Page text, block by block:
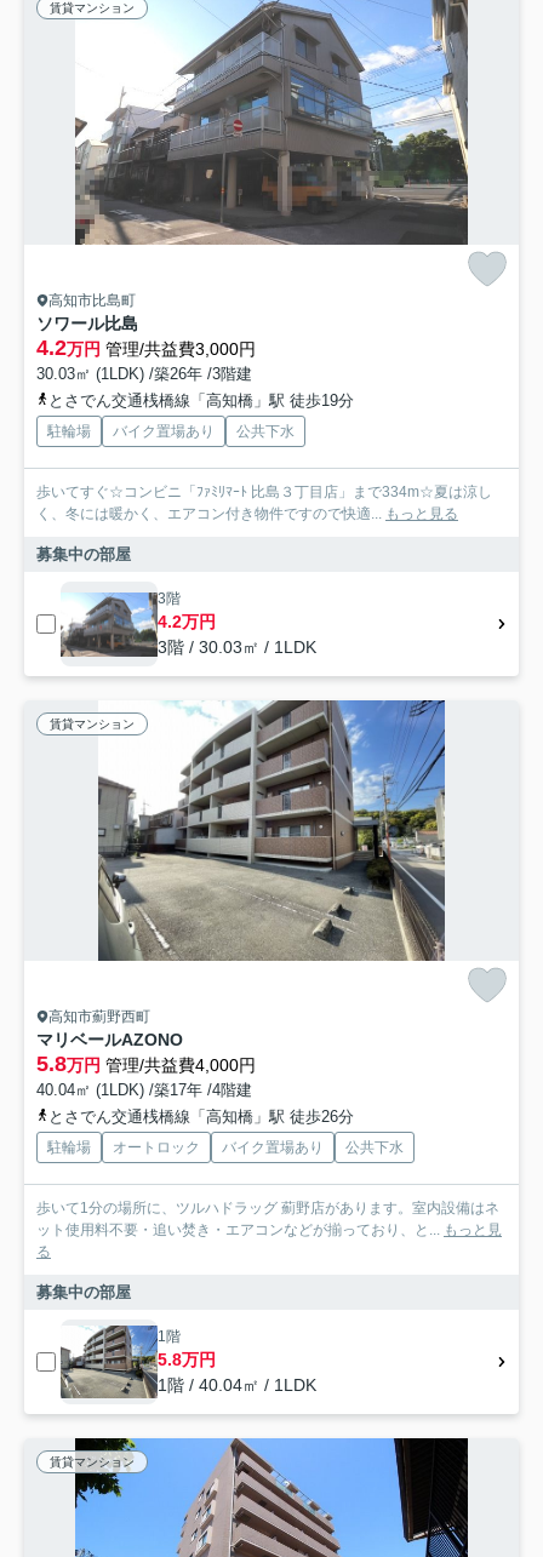
賃貸マンション
高知市比島町
ソワール比島
4.2万円 管理/共益費3,000円
30.03㎡ (1LDK) /築26年 /3階建
とさでん交通桟橋線「高知橋」駅 徒歩19分
駐輪場 バイク置場あり 公共下水
歩いてすぐ☆コンビニ「ﾌｧﾐﾘﾏｰﾄ 比島３丁目店」まで334m☆夏は涼し
く、冬には暖かく、エアコン付き物件ですので快適... もっと見る
募集中の部屋
3階
4.2万円
3階 / 30.03㎡ / 1LDK
賃貸マンション
高知市薊野西町
マリベールAZONO
5.8万円 管理/共益費4,000円
40.04㎡ (1LDK) /築17年 /4階建
とさでん交通桟橋線「高知橋」駅 徒歩26分
駐輪場 オートロック バイク置場あり 公共下水
歩いて1分の場所に、ツルハドラッグ 薊野店があります。室内設備はネ
ット使用料不要・追い焚き・エアコンなどが揃っており、と... もっと見
る
募集中の部屋
1階
5.8万円
1階 / 40.04㎡ / 1LDK
賃貸マンション